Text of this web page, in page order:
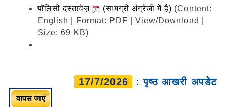
पॉलिसी दस्तावेज़ (सामग्री अंग्रेजी में है) (Content:
English | Format: PDF | View/Download |
Size: 69 KB)
17/7/2026 : पृष्ठ आखरी अपडेट
वापस जाएं